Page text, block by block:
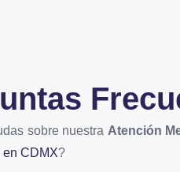
sobre nuestra Atención
en CDMX?